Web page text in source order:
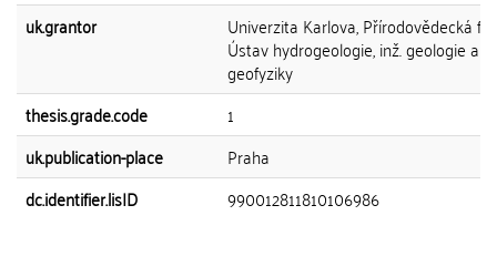
uk.grantor
Univerzita Karlova, Přírodovědecká
Ústav hydrogeologie, inž. geologie a
geofyziky
thesis.grade.code
1
uk.publication-place
Praha
dc.identifier.lisID
990012811810106986